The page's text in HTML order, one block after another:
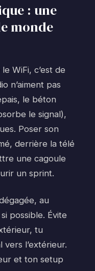
: une
monde
WiFi, c’est de
n’aiment pas
le béton
le signal),
Poser son
derrière la télé
une cagoule
un sprint.
au
possible. Évite
tu
vers l’extérieur.
et ton setup